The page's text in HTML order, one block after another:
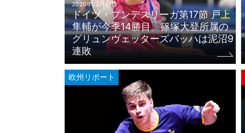
2026年02月17日
ドイツ・ブンデスリーガ第17節 戸上
隼輔が今季14勝目。篠塚大登所属の
グリュンヴェッターズバッハは泥沼9
連敗
欧州リポート